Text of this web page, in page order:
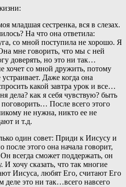
младшая сестренка, вся в слезах.
На что она ответила:
со мной поступила не хорошо. Я
мне говорить, что мы с ней
доверять, но это ни так…
хочет со мной дружить, потому
Даже когда она
какой завтра урок и все…
дела? как я себя чувствую? быть
После всего этого
не нужна, никто ее не
и т.д.
один совет: Приди к Иисусу и
этого она начала говорит,
всегда сможет поддержать, он
И хочу сказать, что так многие
Иисуса, любят Его, считают Его
это ни так…всего навсего